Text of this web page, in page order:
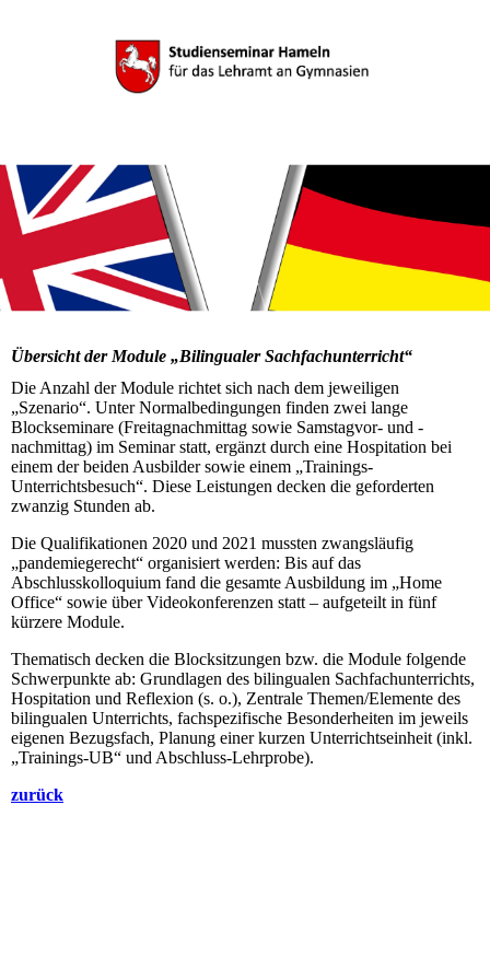
Übersicht der Module „Bilingualer Sachfachunterricht“ ​
Die Anzahl der Module richtet sich nach dem jeweiligen
„Szenario“. Unter Normalbedingungen finden zwei lange
Blockseminare (Freitagnachmittag sowie Samstagvor- und -
nachmittag) im Seminar statt, ergänzt durch eine Hospitation bei
einem der beiden Ausbilder sowie einem „Trainings-
Unterrichtsbesuch“. Diese Leistungen decken die geforderten
zwanzig Stunden ab.
Die Qualifikationen 2020 und 2021 mussten zwangsläufig
„pandemiegerecht“ organisiert werden: Bis auf das
Abschlusskolloquium fand die gesamte Ausbildung im „Home
Office“ sowie über Videokonferenzen statt – aufgeteilt in fünf
kürzere Module.
Thematisch decken die Blocksitzungen bzw. die Module folgende
Schwerpunkte ab: Grundlagen des bilingualen Sachfachunterrichts,
Hospitation und Reflexion (s. o.), Zentrale Themen/Elemente des
bilingualen Unterrichts, fachspezifische Besonderheiten im jeweils
eigenen Bezugsfach, Planung einer kurzen Unterrichtseinheit (inkl.
„Trainings-UB“ und Abschluss-Lehrprobe).
zurück